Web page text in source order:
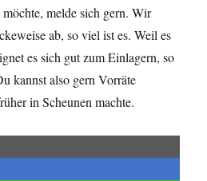
melde sich gern. Wir
ab, so viel ist es. Weil es
es sich gut zum Einlagern, so
kannst also gern Vorräte
in Scheunen machte.